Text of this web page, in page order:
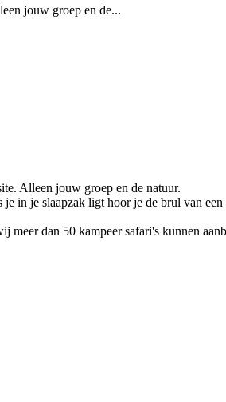
jouw groep en de...
Alleen jouw groep en de natuur.
in je slaapzak ligt hoor je de brul van
meer dan 50 kampeer safari's kunnen